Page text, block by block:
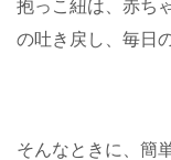
抱っこ紐は、赤ち
の吐き戻し、毎日
そんなときに、簡